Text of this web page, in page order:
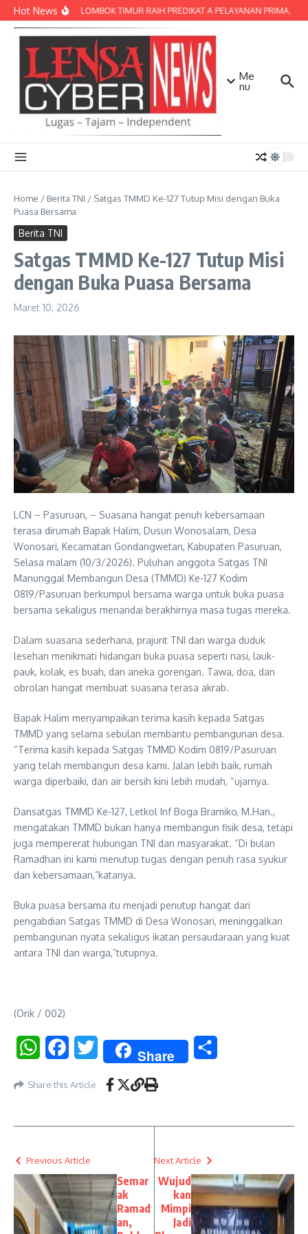
Lewati ke konten
Hot NewsPOLRES LOMBOK TIMUR RAIH PREDIKAT A PELAYANAN PRIMA,
Me
nu
Home / Berita TNI / Satgas TMMD Ke-127 Tutup Misi dengan Buka
Puasa Bersama
Berita TNI
Satgas TMMD Ke-127 Tutup Misi
dengan Buka Puasa Bersama
Maret 10, 2026
LCN – Pasuruan, – Suasana hangat penuh kebersamaan
terasa dirumah Bapak Halim, Dusun Wonosalam, Desa
Wonosari, Kecamatan Gondangwetan, Kabupaten Pasuruan,
Selasa malam (10/3/2026). Puluhan anggota Satgas TNI
Manunggal Membangun Desa (TMMD) Ke-127 Kodim
0819/Pasuruan berkumpul bersama warga untuk buka puasa
bersama sekaligus menandai berakhirnya masa tugas mereka.
Dalam suasana sederhana, prajurit TNI dan warga duduk
lesehan menikmati hidangan buka puasa seperti nasi, lauk-
pauk, kolak, es buah, dan aneka gorengan. Tawa, doa, dan
obrolan hangat membuat suasana terasa akrab.
Bapak Halim menyampaikan terima kasih kepada Satgas
TMMD yang selama sebulan membantu pembangunan desa.
“Terima kasih kepada Satgas TMMD Kodim 0819/Pasuruan
yang telah membangun desa kami. Jalan lebih baik, rumah
warga diperbaiki, dan air bersih kini lebih mudah, “ujarnya.
Dansatgas TMMD Ke-127, Letkol Inf Boga Bramiko, M.Han.,
mengatakan TMMD bukan hanya membangun fisik desa, tetapi
juga mempererat hubungan TNI dan masyarakat. “Di bulan
Ramadhan ini kami menutup tugas dengan penuh rasa syukur
dan kebersamaan,”katanya.
Buka puasa bersama itu menjadi penutup hangat dari
pengabdian Satgas TMMD di Desa Wonosari, meninggalkan
pembangunan nyata sekaligus ikatan persaudaraan yang kuat
antara TNI dan warga,”tutupnya.
(Orik / 002)
WhatsAppFacebookTwitter Share
Share this Article
Previous Article
Semar
ak
Ramad
an,
Next Article
Wujud
kan
Mimpi
Jadi